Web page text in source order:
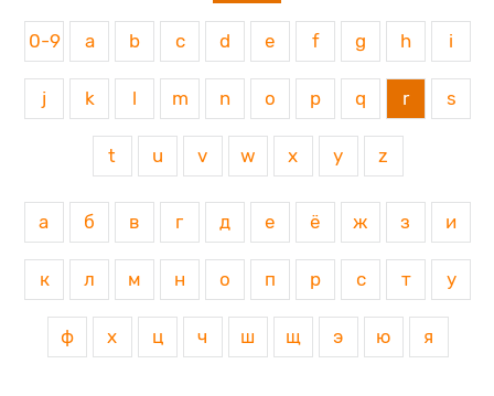
0-9 a b c d e f g h i
j k m n o p q r s
t u v w x y z
а б в г д е ё ж з и
к л м н о п р с т у
ф х ц ч ш щ э ю я